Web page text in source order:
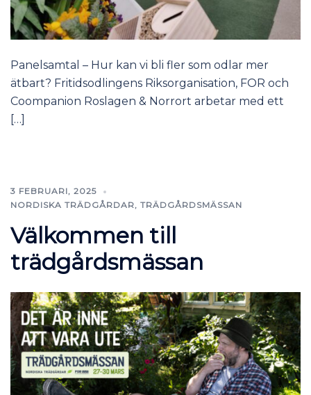
Panelsamtal – Hur kan vi bli fler som odlar mer
ätbart? Fritidsodlingens Riksorganisation, FOR och
Coompanion Roslagen & Norrort arbetar med ett
[…]
3 FEBRUARI, 2025
NORDISKA TRÄDGÅRDAR, TRÄDGÅRDSMÄSSAN
Välkommen till
trädgårdsmässan